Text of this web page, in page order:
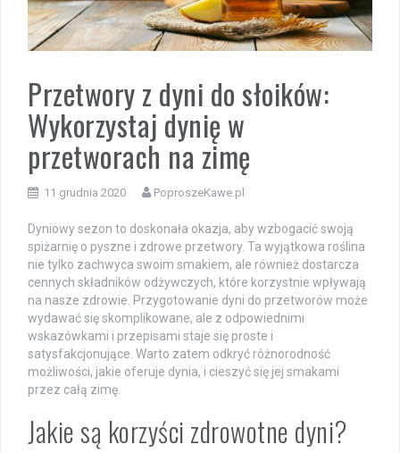
Przetwory z dyni do słoików:
Wykorzystaj dynię w
przetworach na zimę
11 grudnia 2020 PoproszeKawe.pl
Dyniowy sezon to doskonała okazja, aby wzbogacić swoją
spiżarnię o pyszne i zdrowe przetwory. Ta wyjątkowa roślina
nie tylko zachwyca swoim smakiem, ale również dostarcza
cennych składników odżywczych, które korzystnie wpływają
na nasze zdrowie. Przygotowanie dyni do przetworów może
wydawać się skomplikowane, ale z odpowiednimi
wskazówkami i przepisami staje się proste i
satysfakcjonujące. Warto zatem odkryć różnorodność
możliwości, jakie oferuje dynia, i cieszyć się jej smakami
przez całą zimę.
Jakie są korzyści zdrowotne dyni?